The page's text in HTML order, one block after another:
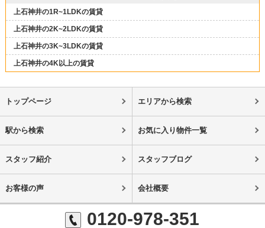
上石神井の1R~1LDKの賃貸
上石神井の2K~2LDKの賃貸
上石神井の3K~3LDKの賃貸
上石神井の4K以上の賃貸
トップページ エリアから検索
駅から検索 お気に入り物件一覧
スタッフ紹介 スタッフブログ
お客様の声 会社概要
0120-978-351